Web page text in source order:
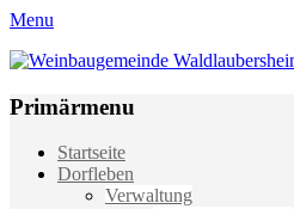
Menu
Weinbaugemeinde Waldlaubersheim
Primärmenu
Weiter
zum
Startseite
Dorfleben
Verwaltung